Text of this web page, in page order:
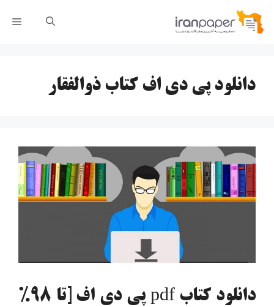
پرش
دانلود پی دی اف کتاب ذوالفقار
دانلود کتاب pdf پی دی اف [تا 98%